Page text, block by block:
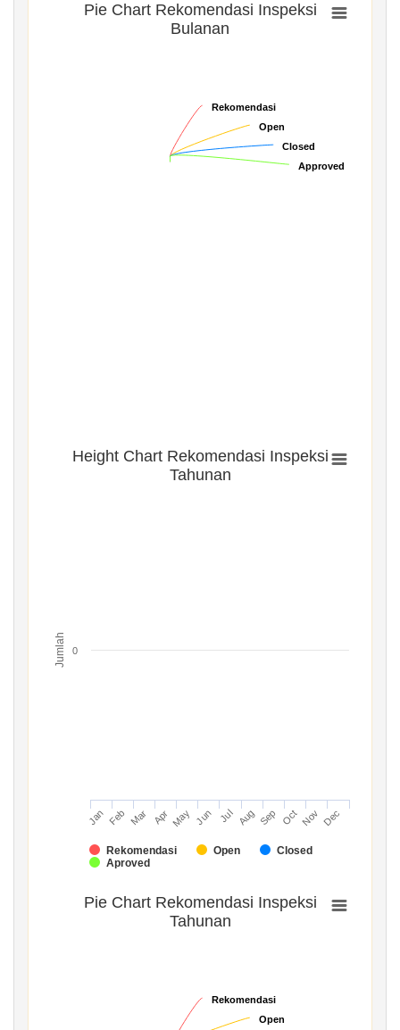
Pie Chart Rekomendasi Inspeksi
Bulanan
Rekomendasi
Rekomendasi
Open
Open
Closed
Closed
Approved
Approved
Jumlah
Height Chart Rekomendasi Inspeksi
Tahunan
Rekomendasi Open
Closed
Aproved
Jan Feb Mar Apr May Jun Jul Aug Sep Oct Nov Dec
0
Pie Chart Rekomendasi Inspeksi
Tahunan
Rekomendasi
Rekomendasi
Open
Open